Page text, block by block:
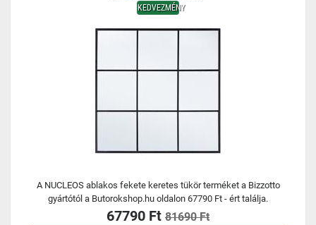
KEDVEZMÉNY
A NUCLEOS ablakos fekete keretes tükör terméket a Bizzotto
gyártótól a Butorokshop.hu oldalon 67790 Ft - ért találja.
67790 Ft 81690 Ft